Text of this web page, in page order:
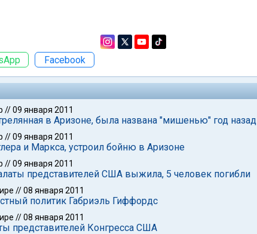
Facebook
//09 января 2011
в Аризоне, была названа "мишенью" год назад
//09 января 2011
и Маркса, устроил бойню в Аризоне
//09 января 2011
представителей США выжила, 5 человек погибли
//08 января 2011
политик Габриэль Гиффордс
//08 января 2011
представителей Конгресса США